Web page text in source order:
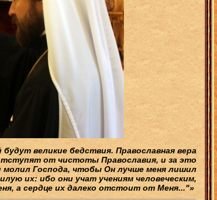
великие бедствия. Православная вера
от чистоты Православия, и за это
молил Господа, чтобы Он лучше меня лишил
их: ибо они учат учениям человеческим,
а сердце их далеко отстоит от Меня..."»